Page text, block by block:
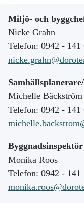
Miljö- och
Nicke Grahn
Telefon: 0942 - 141
Michelle Bäckström
Telefon: 0942 - 141
Byggnadsinspektör
Monika Roos
Telefon: 0942 - 141